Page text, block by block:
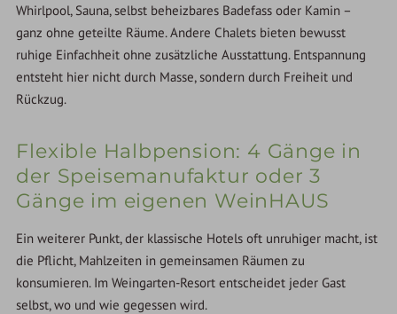
Whirlpool, Sauna, selbst beheizbares Badefass oder Kamin –
ganz ohne geteilte Räume. Andere Chalets bieten bewusst
ruhige Einfachheit ohne zusätzliche Ausstattung. Entspannung
entsteht hier nicht durch Masse, sondern durch Freiheit und
Rückzug.
Flexible Halbpension: 4 Gänge in
der Speisemanufaktur oder 3
Gänge im eigenen WeinHAUS
Ein weiterer Punkt, der klassische Hotels oft unruhiger macht, ist
die Pflicht, Mahlzeiten in gemeinsamen Räumen zu
konsumieren. Im Weingarten-Resort entscheidet jeder Gast
selbst, wo und wie gegessen wird.